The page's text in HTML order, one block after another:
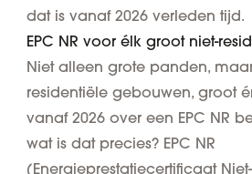
dat is vanaf 2026 verleden tijd.
EPC NR voor élk groot niet-
Niet alleen grote panden,
residentiële gebouwen, groot
vanaf 2026 over een EPC NR
wat is dat precies? EPC NR
(Energieprestatiecertificaat